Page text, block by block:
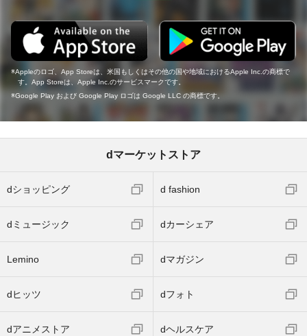
Appleのロゴ、App Storeは、米国もしくはその他の国や地域におけるApple Inc.の商標で
す。App Storeは、Apple Inc.のサービスマークです。
Google Play および Google Play ロゴは Google LLC の商標です。
dマーケットストア
dショッピング d fashion
dミュージック dカーシェア
Lemino dマガジン
dヒッツ dフォト
dアニメストア dヘルスケア